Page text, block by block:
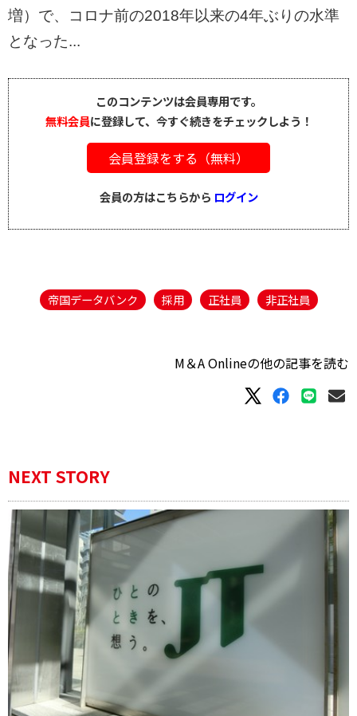
増）で、コロナ前の2018年以来の4年ぶりの水準
となった...
このコンテンツは会員専用です。
無料会員に登録して、今すぐ続きをチェックしよう！
会員登録をする（無料）
会員の方はこちらから ログイン
帝国データバンク 採用 正社員 非正社員
M＆A Onlineの他の記事を読む
NEXT STORY